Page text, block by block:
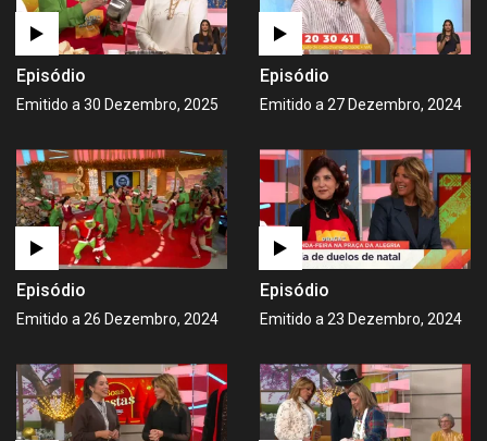
Episódio
Emitido a 30 Dezembro, 2025
Episódio
Emitido a 27 Dezembro, 2024
Episódio
Emitido a 26 Dezembro, 2024
Episódio
Emitido a 23 Dezembro, 2024